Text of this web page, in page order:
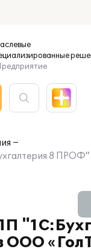
8 ПРОФ"
ООО